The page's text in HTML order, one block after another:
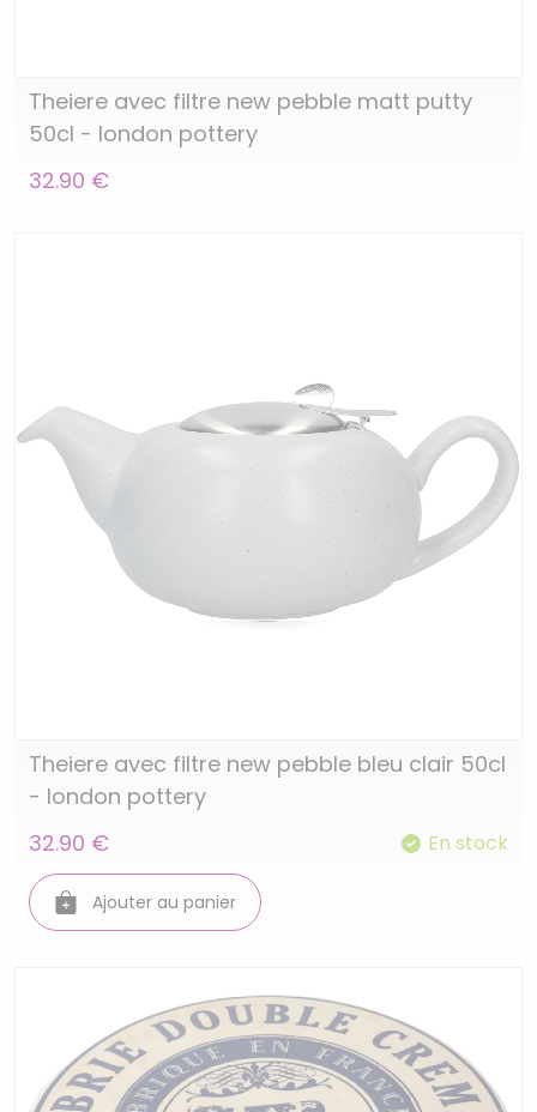
Theiere avec filtre new pebble matt putty
50cl - london pottery
32.90 €
Theiere avec filtre new pebble bleu clair 50cl
- london pottery
32.90 €
En stock
Ajouter au panier